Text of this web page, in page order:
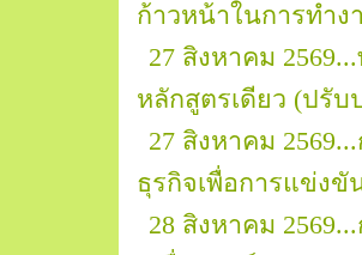
ก้าวหน้าในการทำง
27 สิงหาคม
หลักสูตรเดียว (ปรับ
27 สิงหาคม
ธุรกิจเพื่อการแข่งขั
28 สิงหาคม